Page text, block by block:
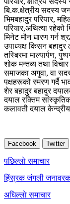
बि.क.क्षेत्रीय सदस्य
भिमबहादुर परियार,
परियार,अथित्या रहेको
मिनेट मौन धारण गर्न
उपाध्यक्ष किसन बहादुर
तस्बिरमा माल्यार्पण,
शोक मन्तव्य तथा
समाजका अगुवा, वा
पक्षहरूको स्मरण गर्दै
शेर बहादुर बहादुर
दयाल रक्तिम
कलावती दयाल
Facebook Twitter
Post
navigation
पछिल्लाे समाचार
हिंस्रक जंगली
अघिल्लाे समाचार